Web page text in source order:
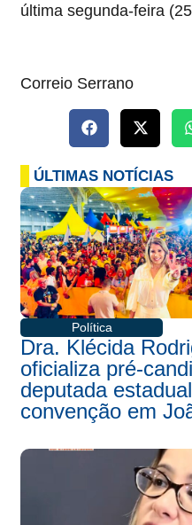
última segunda-feira
Correio Serrano
ÚLTIMAS NOTÍCIAS
Política
Dra. Klécida
oficializa pré-
deputada
convenção em